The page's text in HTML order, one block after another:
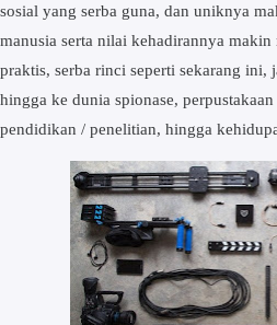
sosial yang serba guna, dan uniknya
manusia serta nilai kehadirannya makin
praktis, serba rinci seperti sekarang ini,
hingga ke dunia spionase,
pendidikan / penelitian, hingga